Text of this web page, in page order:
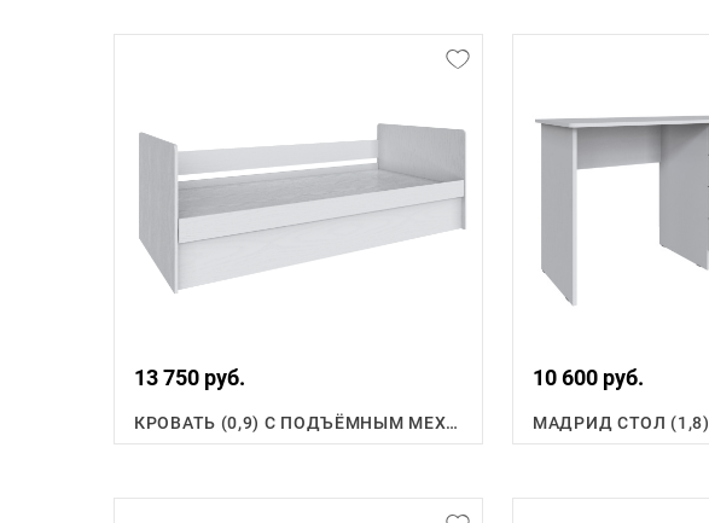
13 750 руб.
КРОВАТЬ (0,9) С ПОДЪЁМНЫМ МЕХАНИЗМОМ
10 600 руб.
МАДРИД СТОЛ (1,8)